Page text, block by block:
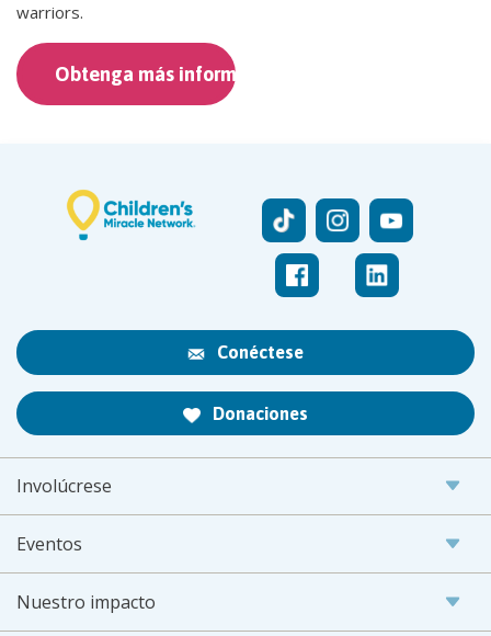
warriors.
Obtenga más información
Conéctese
Donaciones
Involúcrese
Eventos
Nuestro impacto